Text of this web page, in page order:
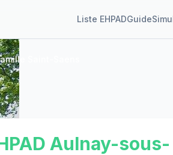
Liste EHPADGuide
Saint-Saens
Aulnay-sous-